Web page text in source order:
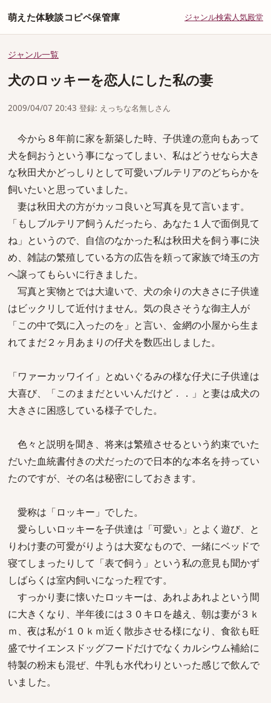
萌えた体験談コピペ保管庫 ジャンル検索人気殿堂
ジャンル一覧
犬のロッキーを恋人にした私の妻
2009/04/07 20:43 登録: えっちな名無しさん
今から８年前に家を新築した時、子供達の意向もあって
犬を飼おうという事になってしまい、私はどうせなら大き
な秋田犬かどっしりとして可愛いブルテリアのどちらかを
飼いたいと思っていました。
妻は秋田犬の方がカッコ良いと写真を見て言います。
「もしブルテリア飼うんだったら、あなた１人で面倒見て
ね」というので、自信のなかった私は秋田犬を飼う事に決
め、雑誌の繁殖している方の広告を頼って家族で埼玉の方
へ譲ってもらいに行きました。
写真と実物とでは大違いで、犬の余りの大きさに子供達
はビックリして近付けません。気の良さそうな御主人が
「この中で気に入ったのを」と言い、金網の小屋から生ま
れてまだ２ヶ月あまりの仔犬を数匹出しました。
「ワァーカッワイイ」とぬいぐるみの様な仔犬に子供達は
大喜び、「このままだといいんだけど．．」と妻は成犬の
大きさに困惑している様子でした。
色々と説明を聞き、将来は繁殖させるという約束でいた
だいた血統書付きの犬だったので日本的な本名を持ってい
たのですが、その名は秘密にしておきます。
愛称は「ロッキー」でした。
愛らしいロッキーを子供達は「可愛い」とよく遊び、と
りわけ妻の可愛がりようは大変なもので、一緒にベッドで
寝てしまったりして「表で飼う」という私の意見も聞かず
しばらくは室内飼いになった程です。
すっかり妻に懐いたロッキーは、あれよあれよという間
に大きくなり、半年後には３０キロを越え、朝は妻が３ｋ
ｍ、夜は私が１０ｋｍ近く散歩させる様になり、食欲も旺
盛でサイエンスドッグフードだけでなくカルシウム補給に
特製の粉末も混ぜ、牛乳も水代わりといった感じで飲んで
いました。